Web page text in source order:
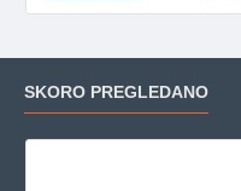
SKORO PREGLEDANO